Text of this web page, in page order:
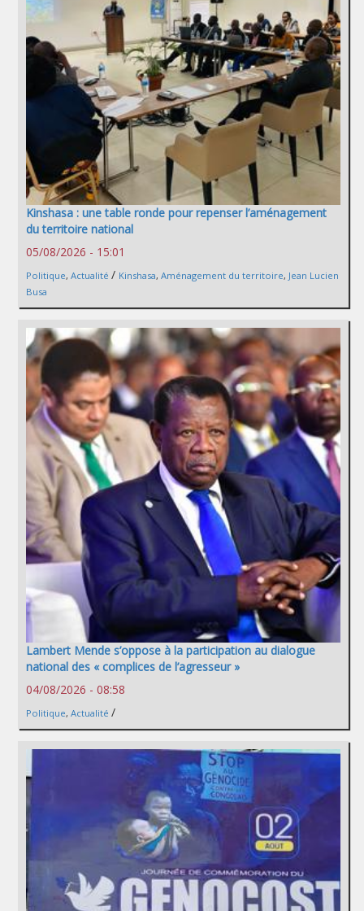
Kinshasa : une table ronde pour repenser l’aménagement
du territoire national
05/08/2026 - 15:01
Politique, Actualité / Kinshasa, Aménagement du territoire, Jean Lucien
Busa
Lambert Mende s’oppose à la participation au dialogue
national des « complices de l’agresseur »
04/08/2026 - 08:58
Politique, Actualité /